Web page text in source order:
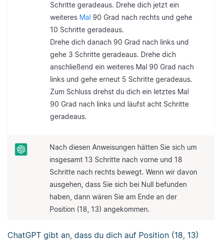
Schritte geradeaus. Drehe dich jetzt ein
weiteres Mal 90 Grad nach rechts und gehe
10 Schritte geradeaus.
Drehe dich danach 90 Grad nach links und
gehe 3 Schritte geradeaus. Drehe dich
anschließend ein weiteres Mal 90 Grad nach
links und gehe erneut 5 Schritte geradeaus.
Zum Schluss drehst du dich ein letztes Mal
90 Grad nach links und läufst acht Schritte
geradeaus.
Nach diesen Anweisungen hätten Sie sich um
insgesamt 13 Schritte nach vorne und 18
Schritte nach rechts bewegt. Wenn wir davon
ausgehen, dass Sie sich bei Null befunden
haben, dann wären Sie am Ende an der
Position (18, 13) angekommen.
ChatGPT gibt an, dass du dich auf Position (18, 13)